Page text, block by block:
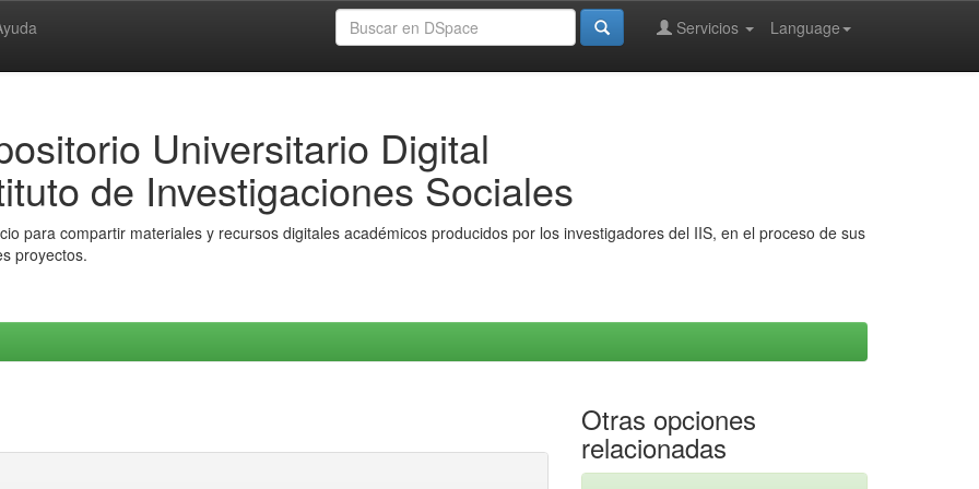
Language
Servicios
Universitario Digital
de Investigaciones Sociales
para compartir materiales y recursos digitales académicos producidos por los investigadores del IIS, en el proceso de sus
proyectos.
Otras opciones
relacionadas